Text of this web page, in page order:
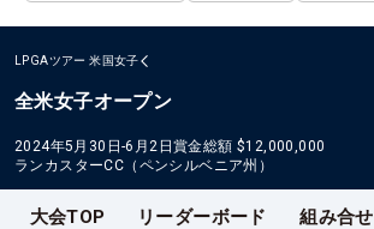
LPGAツアー 米国女子
全米女子オープン
2024年5月30日-6月2日賞金総額 $12,000,000
ランカスターCC（ペンシルベニア州）
大会TOP リーダーボード 組み合せ